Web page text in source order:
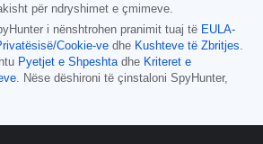
për ndryshimet e çmimeve.
i nënshtrohen pranimit tuaj të EULA-
Cookie-ve dhe Kushteve të Zbritjes
Pyetjet e Shpeshta dhe Kriteret e
. Nëse dëshironi të çinstaloni SpyHunter,